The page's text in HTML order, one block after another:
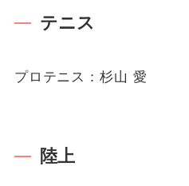
テニス
プロテニス：杉山 愛
陸上